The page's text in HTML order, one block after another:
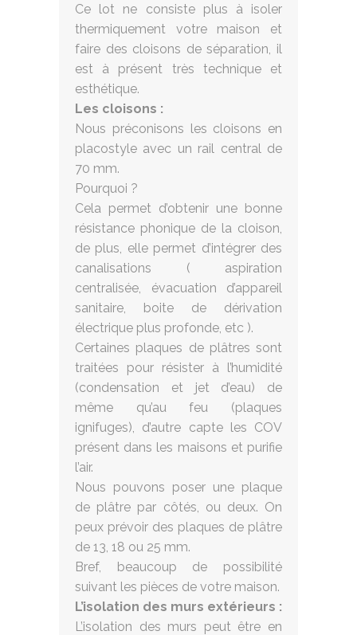
Ce lot ne consiste plus à isoler
thermiquement votre maison et
faire des cloisons de séparation, il
est à présent très technique et
esthétique.
Les cloisons :
Nous préconisons les cloisons en
placostyle avec un rail central de
70 mm.
Pourquoi ?
Cela permet d’obtenir une bonne
résistance phonique de la cloison,
de plus, elle permet d’intégrer des
canalisations ( aspiration
centralisée, évacuation d’appareil
sanitaire, boite de dérivation
électrique plus profonde, etc ).
Certaines plaques de plâtres sont
traitées pour résister à l’humidité
(condensation et jet d’eau) de
même qu’au feu (plaques
ignifuges), d’autre capte les COV
présent dans les maisons et purifie
l’air.
Nous pouvons poser une plaque
de plâtre par côtés, ou deux. On
peux prévoir des plaques de plâtre
de 13, 18 ou 25 mm.
Bref, beaucoup de possibilité
suivant les pièces de votre maison.
L’isolation des murs extérieurs :
L’isolation des murs peut être en